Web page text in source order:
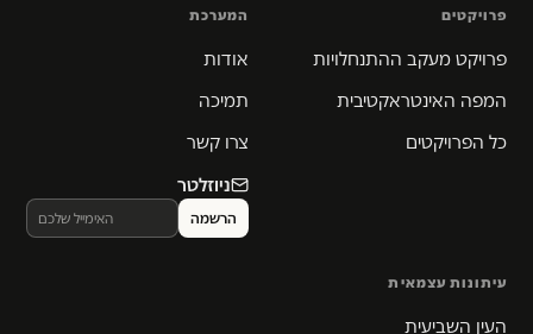
פרויקטים
פרויקט מעקב ההתנחלויות
המפה האינטראקטיבית
כל הפרויקטים
המערכת
אודות
תמיכה
צרו קשר
ניוזלטר
עיתונות עצמאית
העין השביעית